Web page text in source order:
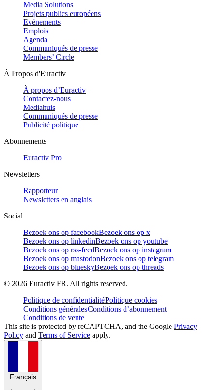
Media Solutions
Projets publics européens
Evénements
Emplois
Agenda
Communiqués de presse
Members’ Circle
À Propos d'Euractiv
À propos d’Euractiv
Contactez-nous
Mediahuis
Communiqués de presse
Publicité politique
Abonnements
Euractiv Pro
Newsletters
Rapporteur
Newsletters en anglais
Social
Bezoek ons op facebookBezoek ons op x
Bezoek ons op linkedinBezoek ons op youtube
Bezoek ons op rss-feedBezoek ons op instagram
Bezoek ons op mastodonBezoek ons op telegram
Bezoek ons op blueskyBezoek ons op threads
© 2026 Euractiv FR. All rights reserved.
Politique de confidentialitéPolitique cookies
Conditions généralesConditions d’abonnement
Conditions de vente
This site is protected by reCAPTCHA, and the Google Privacy
Policy and Terms of Service apply.
Français